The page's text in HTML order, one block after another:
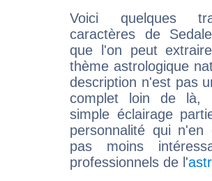
Voici quelques
caractères de
que l'on peut
thème astrologique
description n'est pas
complet loin de là,
simple éclairage
personnalité qui n'en
pas moins
professionnels de l'